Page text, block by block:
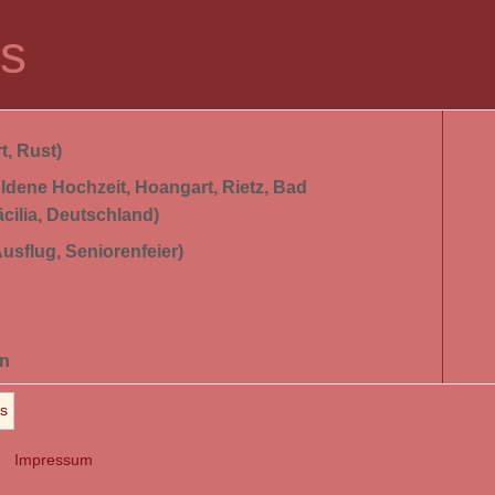
Rust)
Hochzeit, Hoangart, Rietz, Bad
Deutschland)
Seniorenfeier)
Impressum